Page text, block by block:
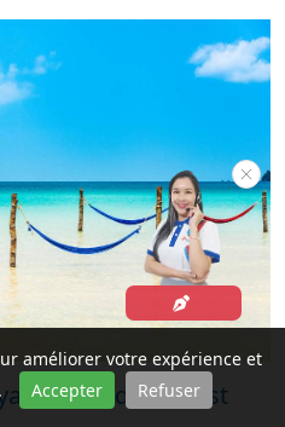
Primé de l'Ouest
améliorer votre expérience et
Accepter Refuser